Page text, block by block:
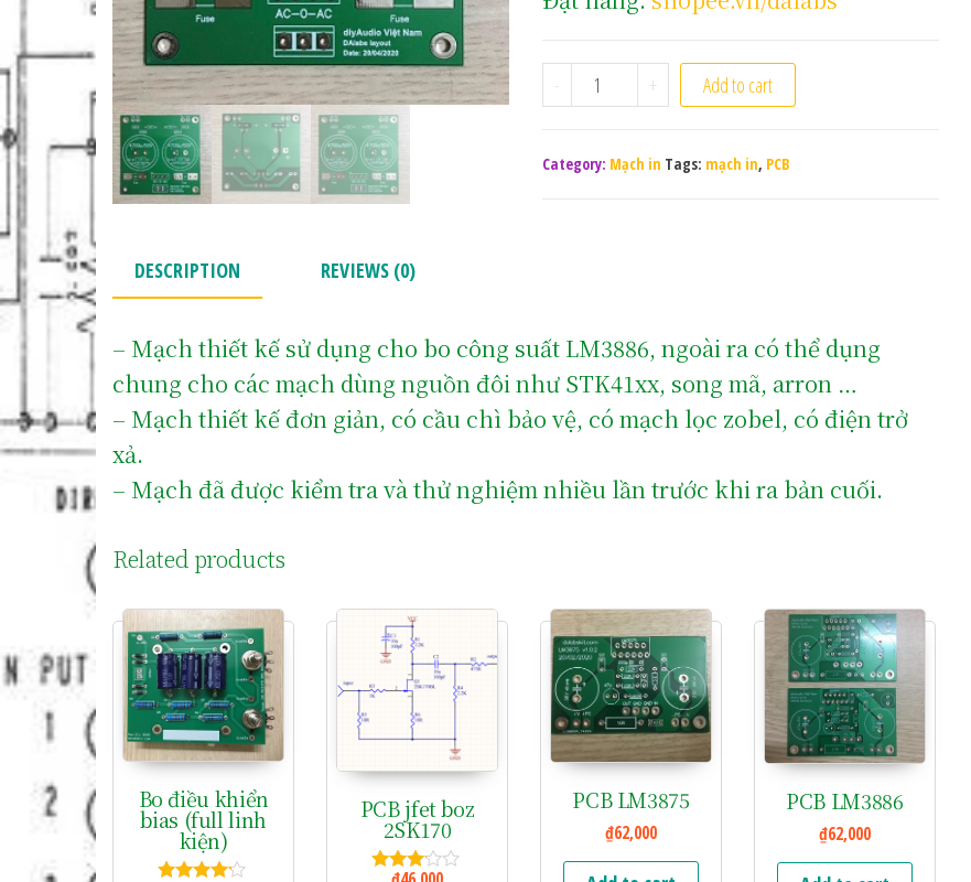
- Bo nguồn đôi 02 tụ, có cầu chì quantity
+ Add to cart
Category: Mạch in Tags: mạch in, PCB
DESCRIPTION REVIEWS (0)
– Mạch thiết kế sử dụng cho bo công suất LM3886, ngoài ra có thể dụng
chung cho các mạch dùng nguồn đôi như STK41xx, song mã, arron …
– Mạch thiết kế đơn giản, có cầu chì bảo vệ, có mạch lọc zobel, có điện trở
xả.
– Mạch đã được kiểm tra và thử nghiệm nhiều lần trước khi ra bản cuối.
Related products
Bo điều khiển
bias (full linh
kiện)
PCB jfet boz
2SK170
PCB LM3875
₫62,000
PCB LM3886
₫62,000